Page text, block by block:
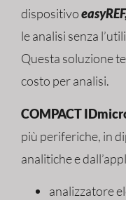
dispositivo
le analisi senza
Questa soluzione
costo per analisi.
COMPACT
più periferiche, in
analitiche e
analizzatore